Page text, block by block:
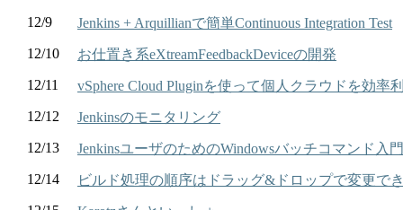
12/9
Jenkins + Arquillianで簡単Continuous Integration Test
12/10
お仕置き系eXtreamFeedbackDeviceの開発
12/11
vSphere Cloud Pluginを使って個人クラウドを効率
12/12
Jenkinsのモニタリング
12/13
JenkinsユーザのためのWindowsバッチコマンド入門
12/14
ビルド処理の順序はドラッグ&ドロップで変更で